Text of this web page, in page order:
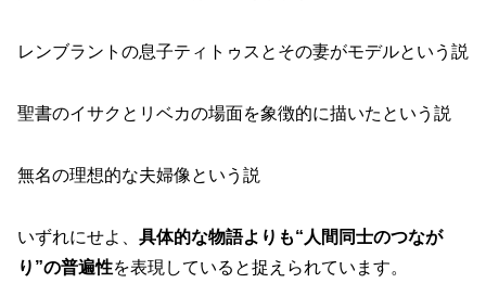
レンブラントの息子ティトゥスとその妻がモデルという説
聖書のイサクとリベカの場面を象徴的に描いたという説
無名の理想的な夫婦像という説
いずれにせよ、 具体的な物語よりも“人間同士のつなが
り”の普遍性を表現していると捉えられています。